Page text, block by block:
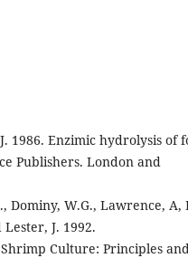
1986. Enzimic hydrolysis of
Publishers. London and
Dominy, W.G., Lawrence,
Lester, J. 1992.
Culture: Principles